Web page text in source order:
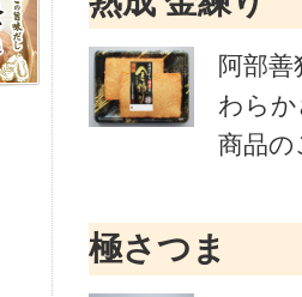
阿部
わら
商品の
極さつま